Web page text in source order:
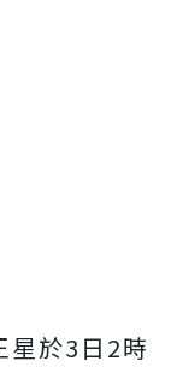
星於3日2時